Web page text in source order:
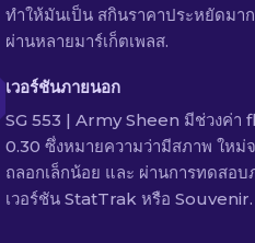
ทำให้มันเป็น สกินราคาประหยัดม
ผ่านหลายมาร์เก็ตเพลส.
เวอร์ชันภายนอก
SG 553 | Army Sheen มีช่วงค่า
0.30 ซึ่งหมายความว่ามีสภาพ ใหม่
ถลอกเล็กน้อย และ ผ่านการทดสอ
เวอร์ชัน StatTrak หรือ Souvenir.